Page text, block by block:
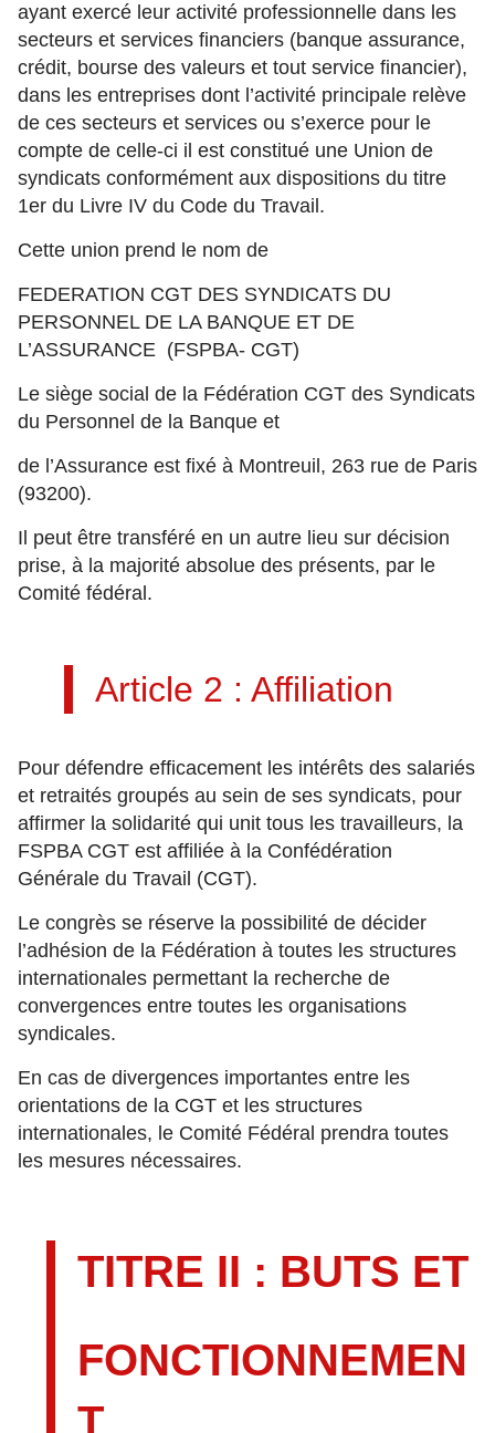
ayant exercé leur activité professionnelle dans les
secteurs et services financiers (banque assurance,
crédit, bourse des valeurs et tout service financier),
dans les entreprises dont l’activité principale relève
de ces secteurs et services ou s’exerce pour le
compte de celle-ci il est constitué une Union de
syndicats conformément aux dispositions du titre
1er du Livre IV du Code du Travail.
Cette union prend le nom de
FEDERATION CGT DES SYNDICATS DU
PERSONNEL DE LA BANQUE ET DE
L’ASSURANCE (FSPBA- CGT)
Le siège social de la Fédération CGT des Syndicats
du Personnel de la Banque et
de l’Assurance est fixé à Montreuil, 263 rue de Paris
(93200).
Il peut être transféré en un autre lieu sur décision
prise, à la majorité absolue des présents, par le
Comité fédéral.
Article 2 : Affiliation
Pour défendre efficacement les intérêts des salariés
et retraités groupés au sein de ses syndicats, pour
affirmer la solidarité qui unit tous les travailleurs, la
FSPBA CGT est affiliée à la Confédération
Générale du Travail (CGT).
Le congrès se réserve la possibilité de décider
l’adhésion de la Fédération à toutes les structures
internationales permettant la recherche de
convergences entre toutes les organisations
syndicales.
En cas de divergences importantes entre les
orientations de la CGT et les structures
internationales, le Comité Fédéral prendra toutes
les mesures nécessaires.
TITRE II : BUTS ET
FONCTIONNEMEN
T